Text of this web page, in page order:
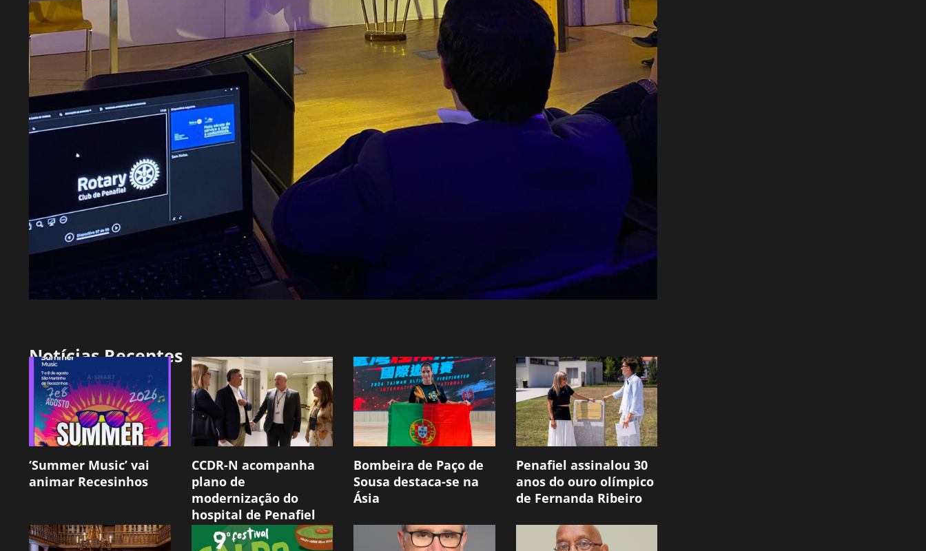
Notícias Recentes
‘Summer Music’ vai
animar Recesinhos
CCDR-N acompanha
plano de
modernização do
hospital de Penafiel
Bombeira de Paço de
Sousa destaca-se na
Ásia
Penafiel assinalou 30
anos do ouro olímpico
de Fernanda Ribeiro